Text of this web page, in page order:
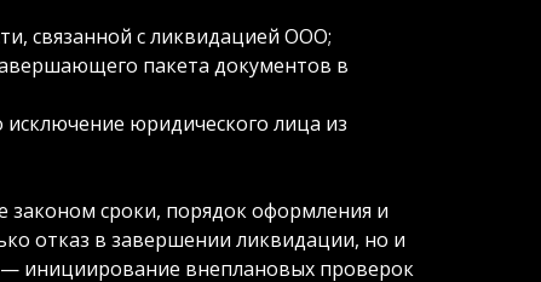
связанной с ликвидацией ООО;
пакета документов в
юридического лица из
законом сроки, порядок оформления и
отказ в завершении ликвидации, но и
— инициирование внеплановых проверок